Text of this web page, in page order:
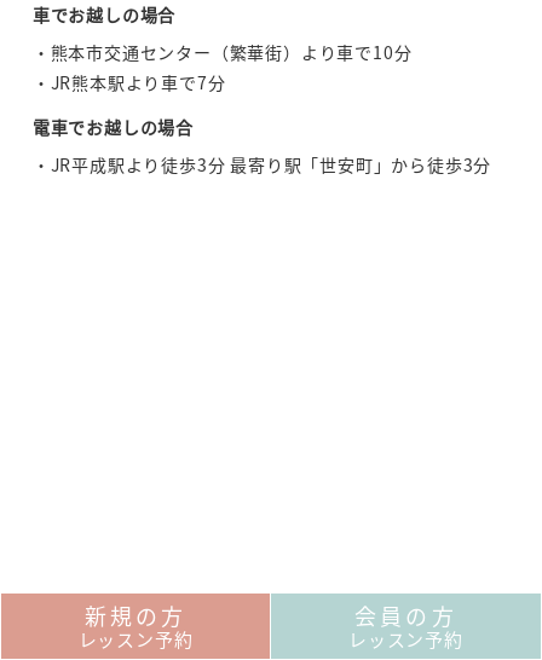
車でお越しの場合
熊本市交通センター（繁華街）より車で10分
JR熊本駅より車で7分
電車でお越しの場合
JR平成駅より徒歩3分 最寄り駅「世安町」から徒歩3分
新規の方
レッスン予約
会員の方
レッスン予約